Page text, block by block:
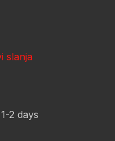
slanja
2 days